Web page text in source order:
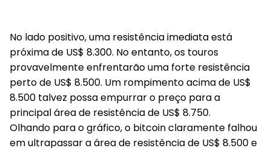
No lado positivo, uma resistência imediata está
próxima de US$ 8.300. No entanto, os touros
provavelmente enfrentarão uma forte resistência
perto de US$ 8.500. Um rompimento acima de US$
8.500 talvez possa empurrar o preço para a
principal área de resistência de US$ 8.750.
Olhando para o gráfico, o bitcoin claramente falhou
em ultrapassar a área de resistência de US$ 8.500 e